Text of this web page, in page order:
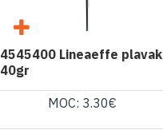
4545400 Lineaeffe plavak
40gr
MOC: 3.30€